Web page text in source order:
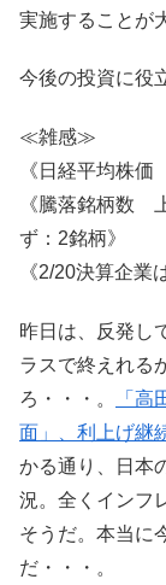
実施することが
今後の投資に役
≪雑感≫
《日経平均株
《騰落銘柄数
ず：2銘柄》
《2/20決算企業
昨日は、反発し
ラスで終えれる
ろ・・・。
「
面」、利上げ継
かる通り、日本
況。全くインフ
そうだ。本当に
だ・・・。